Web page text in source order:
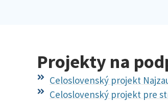
Projekty na
Celoslovenský projekt
Celoslovenský projekt pre